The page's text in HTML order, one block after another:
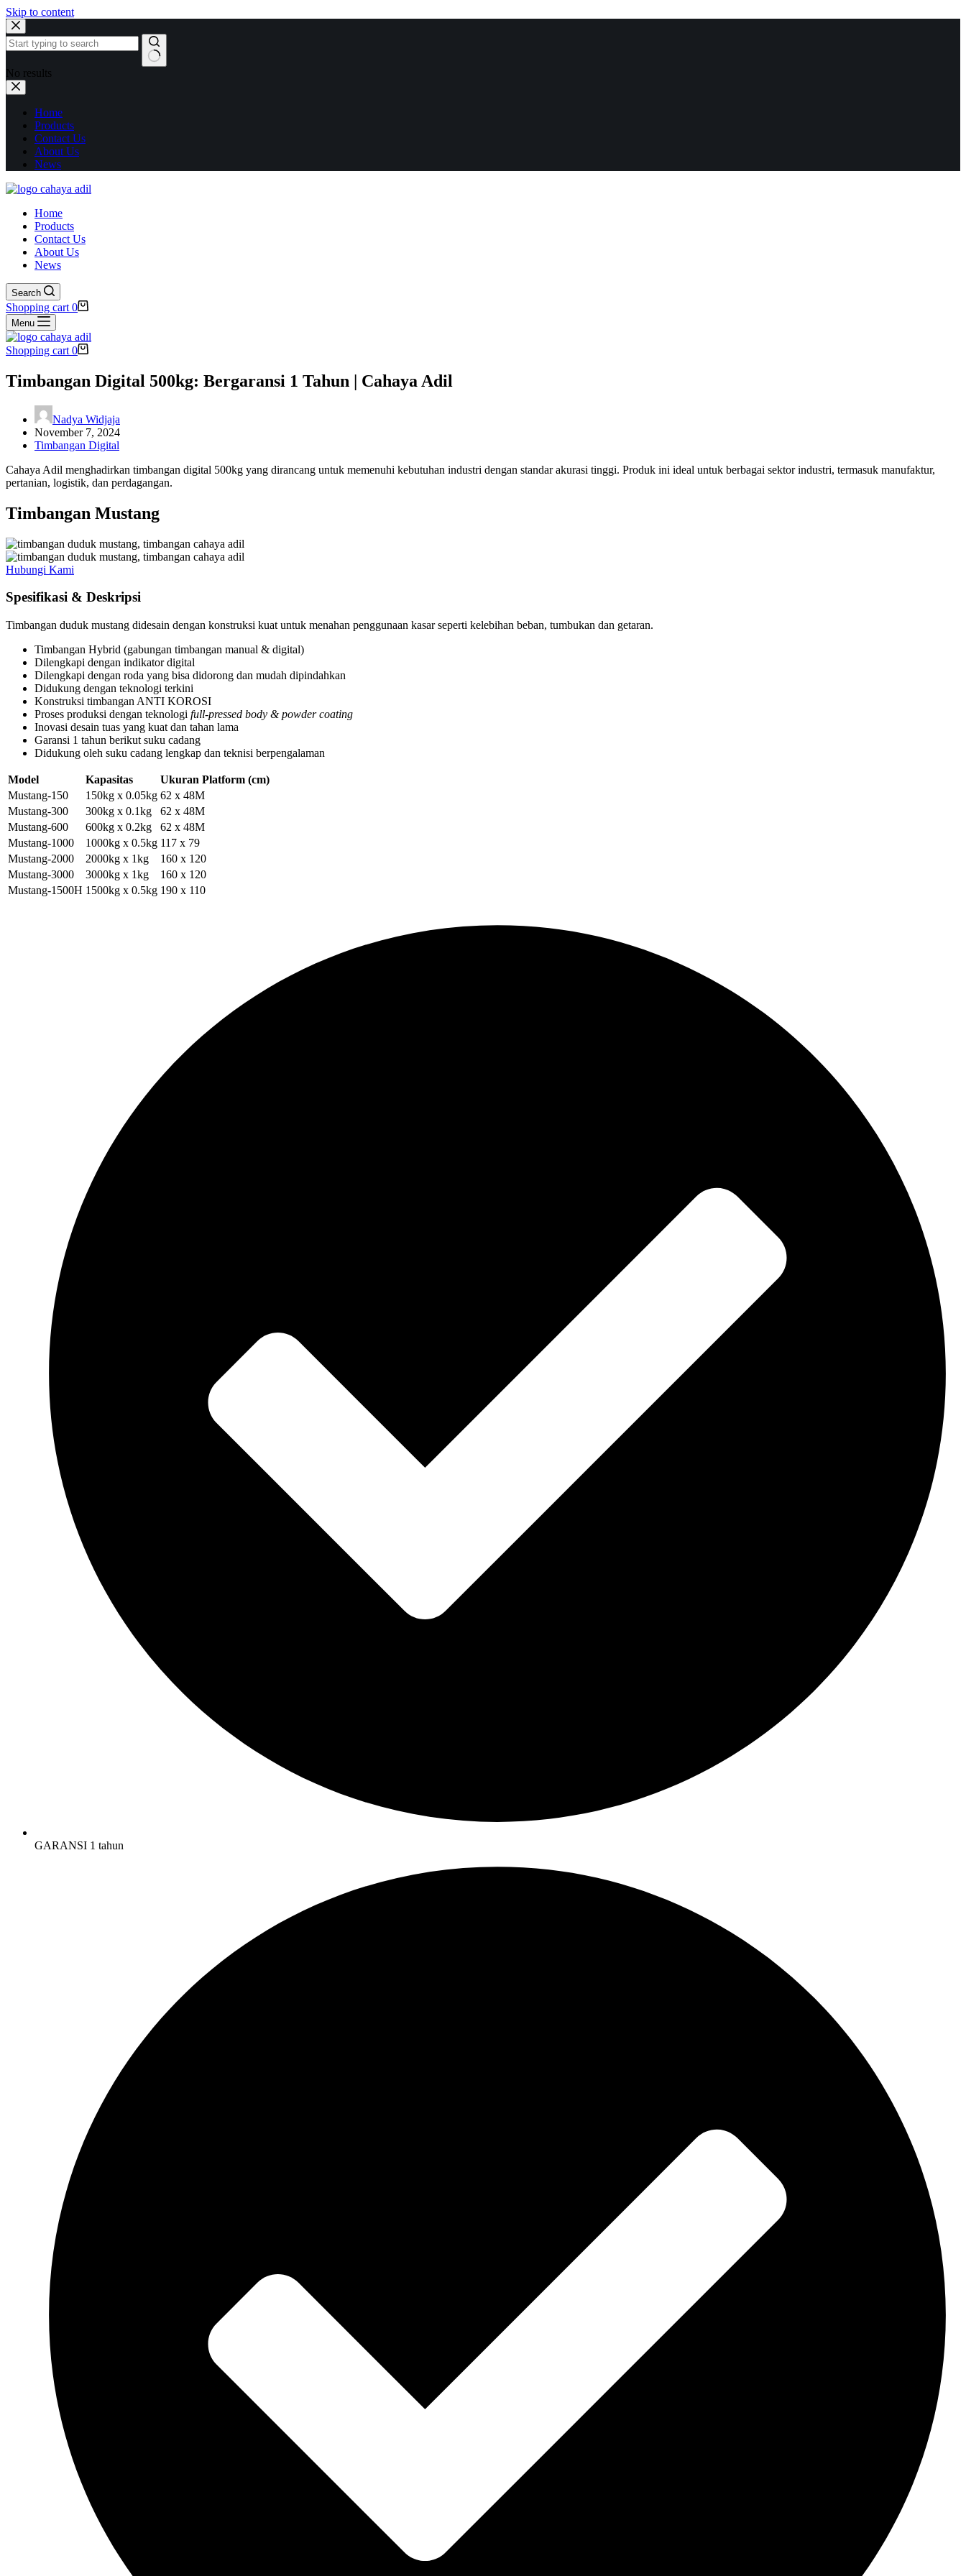
Skip to content
No results
Home
Products
Contact Us
About Us
News
Home
Products
Contact Us
About Us
News
Search
Shopping cart 0
Menu
Shopping cart 0
Timbangan Digital 500kg: Bergaransi 1 Tahun | Cahaya Adil
Nadya Widjaja
November 7, 2024
Timbangan Digital
Cahaya Adil menghadirkan timbangan digital 500kg yang dirancang untuk memenuhi kebutuhan industri dengan standar akurasi tinggi. Produk ini ideal untuk berbagai sektor industri, termasuk manufaktur,
pertanian, logistik, dan perdagangan.
Timbangan Mustang
Hubungi Kami
Spesifikasi & Deskripsi
Timbangan duduk mustang didesain dengan konstruksi kuat untuk menahan penggunaan kasar seperti kelebihan beban, tumbukan dan getaran.
Timbangan Hybrid (gabungan timbangan manual & digital)
Dilengkapi dengan indikator digital
Dilengkapi dengan roda yang bisa didorong dan mudah dipindahkan
Didukung dengan teknologi terkini
Konstruksi timbangan ANTI KOROSI
Proses produksi dengan teknologi full-pressed body & powder coating
Inovasi desain tuas yang kuat dan tahan lama
Garansi 1 tahun berikut suku cadang
Didukung oleh suku cadang lengkap dan teknisi berpengalaman
Model Kapasitas
Ukuran Platform (cm)
Mustang-150
150kg x 0.05kg 62 x 48M
Mustang-300
300kg x 0.1kg
62 x 48M
Mustang-600
600kg x 0.2kg
62 x 48M
Mustang-1000
1000kg x 0.5kg 117 x 79
Mustang-2000
2000kg x 1kg
160 x 120
Mustang-3000
3000kg x 1kg
160 x 120
Mustang-1500H 1500kg x 0.5kg 190 x 110
GARANSI 1 tahun